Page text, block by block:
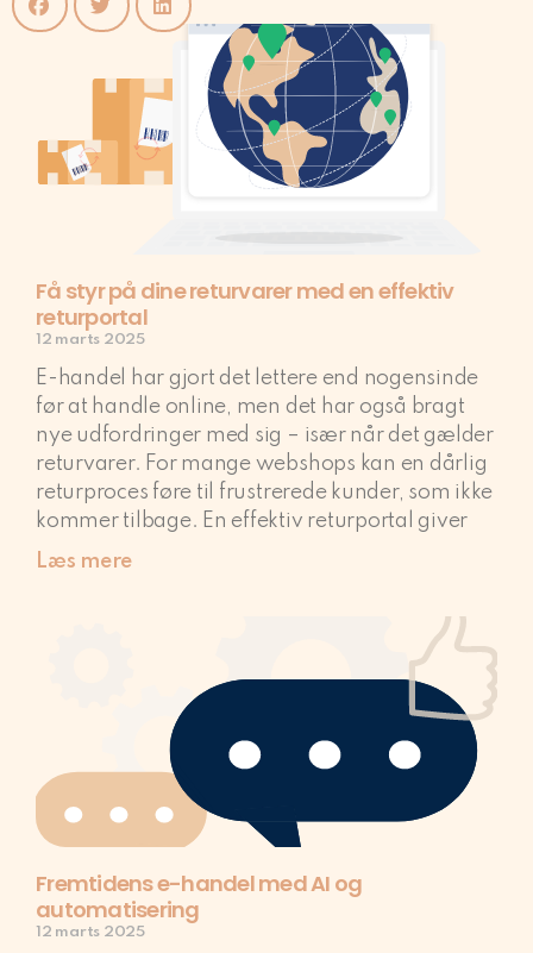
Få styr på dine returvarer med en effektiv
returportal
12 marts 2025
E-handel har gjort det lettere end nogensinde
før at handle online, men det har også bragt
nye udfordringer med sig – især når det gælder
returvarer. For mange webshops kan en dårlig
returproces føre til frustrerede kunder, som ikke
kommer tilbage. En effektiv returportal giver
Læs mere
Fremtidens e-handel med AI og
automatisering
12 marts 2025